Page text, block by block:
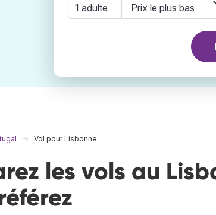
1 adulte
Vol pour Lisbonne
les vols au